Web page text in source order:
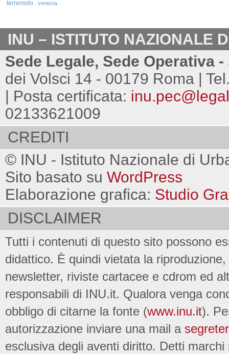
terremoto venezia
INU – ISTITUTO NAZIONALE
Sede Legale, Sede Operativa
dei Volsci 14 - 00179 Roma |
| Posta certificata:
02133621009
CREDITI
© INU - Istituto Nazionale di
Sito basato su WordPress
Elaborazione grafica: Studio
DISCLAIMER
Tutti i contenuti di questo sito possono
didattico. È quindi vietata la
newsletter, riviste cartacee e cdrom ed
responsabili di INU.it. Qualora venga
obbligo di citarne la fonte (www.inu.it).
autorizzazione inviare una mail a
esclusiva degli aventi diritto. Detti